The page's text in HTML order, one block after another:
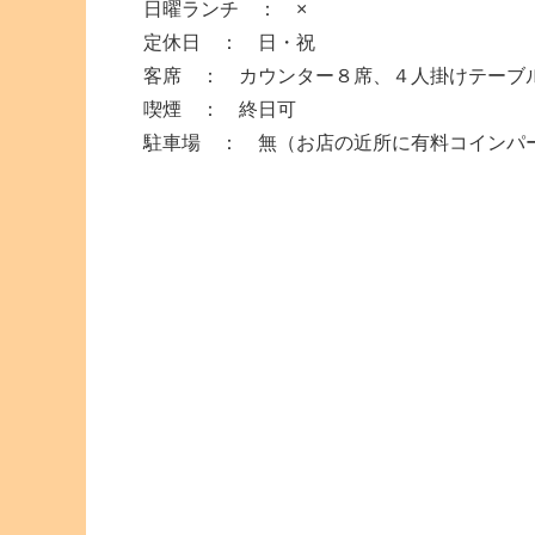
日曜ランチ ： ×
定休日 ： 日・祝
客席 ： カウンター８席、４人掛けテーブ
喫煙 ： 終日可
駐車場 ： 無（お店の近所に有料コインパ